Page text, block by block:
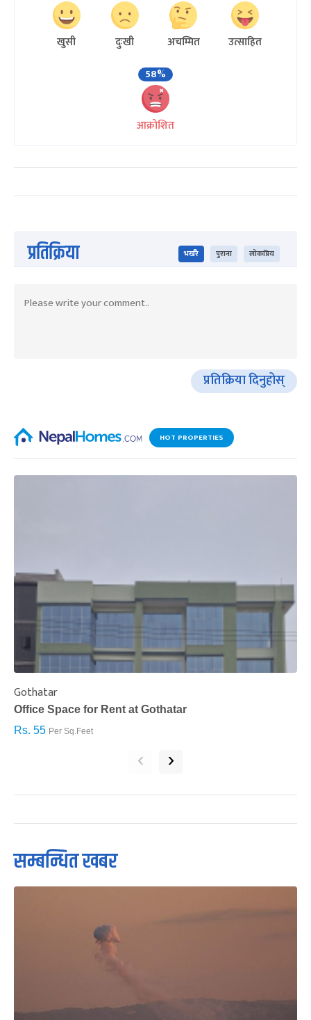
खुसी दुःखी अचम्मित
उत्साहित
58%
आक्रोशित
प्रतिक्रिया भर्खरै पुराना लोकप्रिय
प्रतिक्रिया दिनुहोस्
HOT PROPERTIES
Gothatar
Office Space for Rent at Gothatar
Rs. 55 Per Sq.Feet
‹ ›
सम्बन्धित खबर